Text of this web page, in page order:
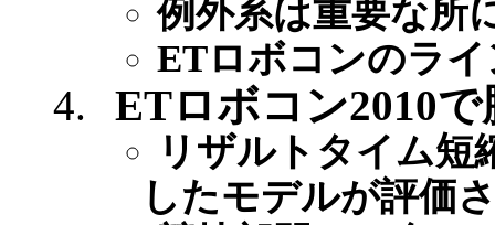
例外系は重要な所
ETロボコンのラ
ETロボコン2010
リザルトタイム短
したモデルが評価